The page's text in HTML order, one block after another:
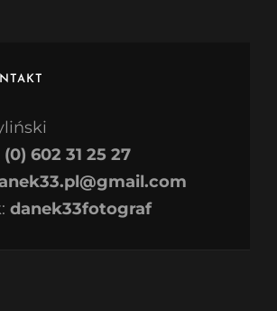
(0) 602 31 25 27
danek33fotograf